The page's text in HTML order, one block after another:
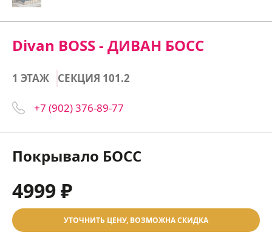
Divan BOSS - ДИВАН БОСС
1 ЭТАЖ СЕКЦИЯ 101.2
+7 (902) 376-89-77
Покрывало БОСС
4999 ₽
УТОЧНИТЬ ЦЕНУ, ВОЗМОЖНА СКИДКА